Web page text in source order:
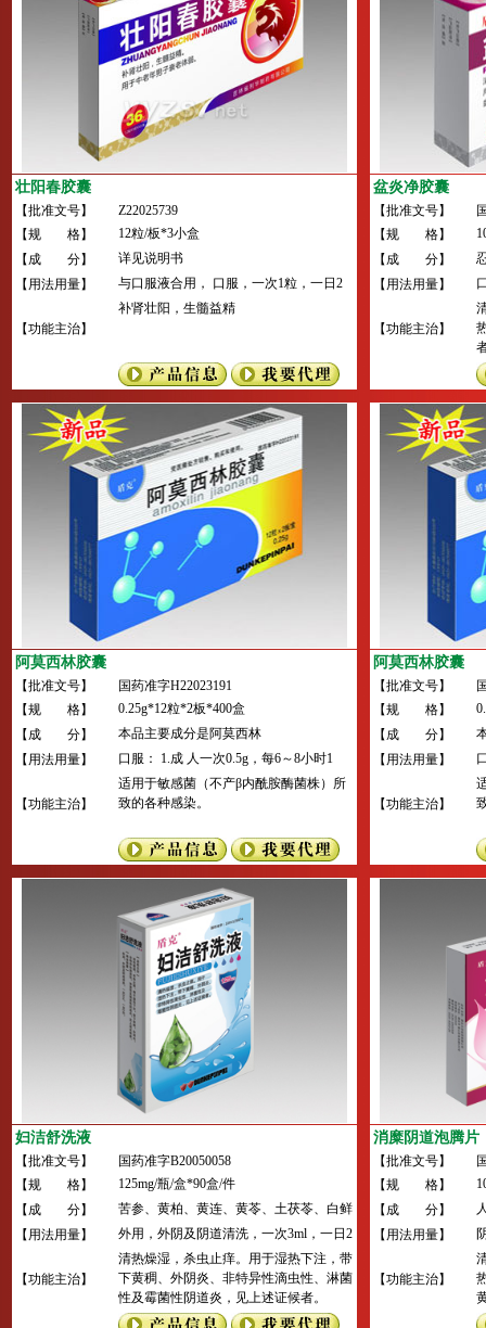
壮阳春胶囊
【批准文号】
Z22025739
【规 格】
12粒/板*3小盒
【成 分】
详见说明书
【用法用量】
与口服液合用， 口服，一次1粒，一日2
次
【功能主治】
补肾壮阳，生髓益精
盆炎净胶囊
【批准文号】
【规 格】
【成 分】
【用法用量】
【功能主治】
阿莫西林胶囊
【批准文号】
国药准字H22023191
【规 格】
0.25g*12粒*2板*400盒
【成 分】
本品主要成分是阿莫西林
【用法用量】
口服： 1.成 人一次0.5g，每6～8小时1
次，一日剂量不超过4g。 2.小儿一日剂量
按体重20～40mg/Kg，每8小时1次；3个
12小时1次。 3.肾功能严重损害患者需调
整给药剂量，其中内生肌酐清除率为10～
30ml/分钟的患者每12小时0.25～0.5g；内
生肌酐清除率小于10ml/分钟的患者每24
小时0.25～0.5g。
【功能主治】
适用于敏感菌（不产β内酰胺酶菌株）所
致的各种感染。
阿莫西林胶囊
【批准文号】
【规 格】
【成 分】
【用法用量】
【功能主治】
妇洁舒洗液
【批准文号】
国药准字B20050058
【规 格】
125mg/瓶/盒*90盒/件
【成 分】
苦参、黄柏、黄连、黄苓、土茯苓、白鲜
皮、蛇床子、槟榔、苦楝皮、上荆皮、白
【用法用量】
外用，外阴及阴道清洗，一次3ml，一日2
次
【功能主治】
清热燥湿，杀虫止痒。用于湿热下注，带
下黄稠、外阴炎、非特异性滴虫性、淋菌
性及霉菌性阴道炎，见上述证候者。
消糜阴道泡腾片
【批准文号】
【规 格】
【成 分】
【用法用量】
【功能主治】